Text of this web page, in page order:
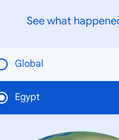
See what
Global
Egypt